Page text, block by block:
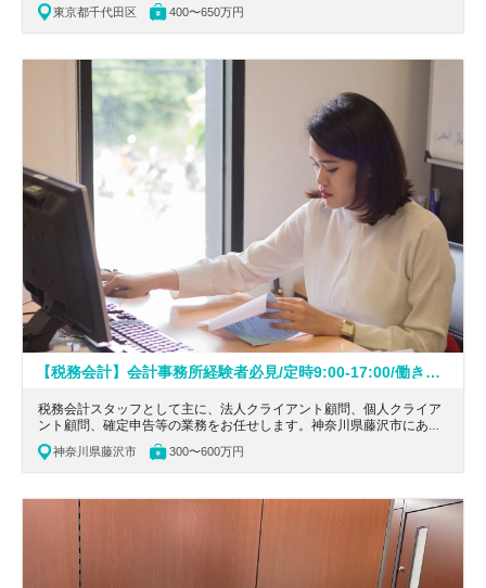
事務所の求人です。
東京都千代田区 400〜650万円
【税務会計】会計事務所経験者必見/定時9:00-17:00/働き方柔軟/働くママ在籍中/様々な業務に携わりたい方大歓迎の税理士法人
税務会計スタッフとして主に、法人クライアント顧問、個人クライア
ント顧問、確定申告等の業務をお任せします。神奈川県藤沢市にあ
る、定時9:00-17:00/働き方柔軟/働くママ在籍中/様々な業務に携わり
たい方大歓迎の税理士法人の求人です。
神奈川県藤沢市 300〜600万円